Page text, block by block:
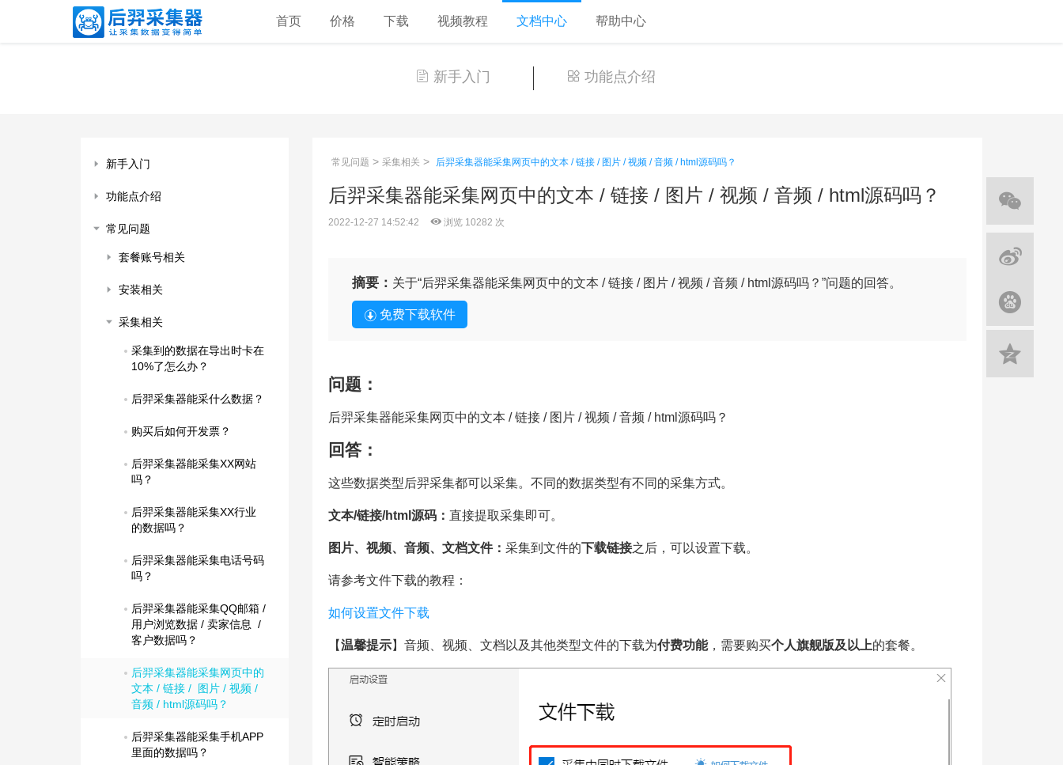
首页 价格 下载 视频教程 文档中心 帮助中心
新手入门 功能点介绍
新手入门
功能点介绍
常见问题
套餐账号相关
安装相关
采集相关
采集到的数据在导出时卡在
10%了怎么办？
后羿采集器能采什么数据？
购买后如何开发票？
后羿采集器能采集XX网站
吗？
后羿采集器能采集XX行业
的数据吗？
后羿采集器能采集电话号码
吗？
后羿采集器能采集QQ邮箱 /
用户浏览数据 / 卖家信息  /
客户数据吗？
后羿采集器能采集网页中的
文本 / 链接 /  图片 / 视频 /
音频 / html源码吗？
后羿采集器能采集手机APP
里面的数据吗？
常见问题 > 采集相关 > 后羿采集器能采集网页中的文本 / 链接 / 图片 / 视频 / 音频 / html源码吗？
后羿采集器能采集网页中的文本 / 链接 / 图片 / 视频 / 音频 / html源码吗？
2022-12-27 14:52:42 浏览 10282 次
摘要： 关于“后羿采集器能采集网页中的文本 / 链接 / 图片 / 视频 / 音频 / html源码吗？”问题的回答。
免费下载软件
问题：
后羿采集器能采集网页中的文本 / 链接 / 图片 / 视频 / 音频 / html源码吗？
回答：
这些数据类型后羿采集都可以采集。不同的数据类型有不同的采集方式。
文本/链接/html源码： 直接提取采集即可。
图片、视频、音频、文档文件： 采集到文件的下载链接之后，可以设置下载。
请参考文件下载的教程：
如何设置文件下载
【温馨提示】音频、视频、文档以及其他类型文件的下载为付费功能，需要购买个人旗舰版及以上的套餐。